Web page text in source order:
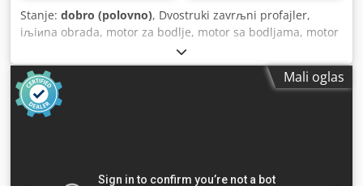
Stanje: dobro (polovno), Dvostruki zavrљni profajler,
iљiиna obrada, motor za bodlje, motor sa bodljama, motor
sa vrmotanjem, mlin motor. - Utikač za povezivanje je
pokvaren Snaga: 0,4 kW 11300 obrtaja na 200 Hz -Napon:
133 volte -Okno za nabavku: 20 mm -Alat: mm Dimenzije:
250/60/H130 mm -Težina: 3,8 kg Cedpfxob A Tags Aizsrf
Mali oglas